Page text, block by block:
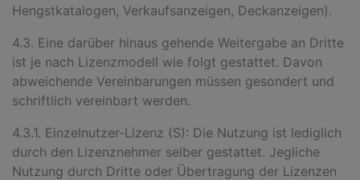
Hengstkatalogen, Verkaufsanzeigen, Deckanzeigen).
4.3. Eine darüber hinaus gehende Weitergabe an Dritte
ist je nach Lizenzmodell wie folgt gestattet. Davon
abweichende Vereinbarungen müssen gesondert und
schriftlich vereinbart werden.
4.3.1. Einzelnutzer-Lizenz (S): Die Nutzung ist lediglich
durch den Lizenznehmer selber gestattet. Jegliche
Nutzung durch Dritte oder Übertragung der Lizenzen